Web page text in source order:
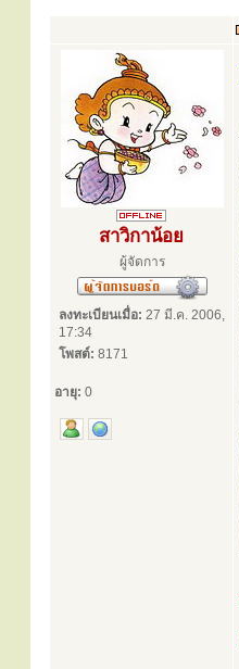
สาวิกาน้อย
ผู้จัดการ
ลงทะเบียนเมื่อ: 27 มี.ค. 2006,
17:34
โพสต์: 8171
อายุ: 0